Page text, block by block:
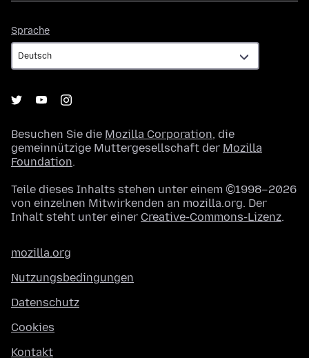
Sprache
Besuchen Sie die Mozilla Corporation, die
gemeinnützige Muttergesellschaft der Mozilla
Foundation.
Teile dieses Inhalts stehen unter einem ©1998–2026
von einzelnen Mitwirkenden an mozilla.org. Der
Inhalt steht unter einer Creative-Commons-Lizenz.
mozilla.org
Nutzungsbedingungen
Datenschutz
Cookies
Kontakt